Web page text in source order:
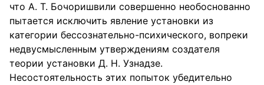
что А. Т. Бочоришвили совершенно необоснованно
пытается исключить явление установки из
категории бессознательно-психического, вопреки
недвусмысленным утверждениям создателя
теории установки Д. Н. Узнадзе.
Несостоятельность этих попыток убедительно